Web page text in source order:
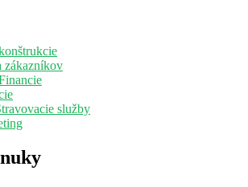
zákazníkov
služby